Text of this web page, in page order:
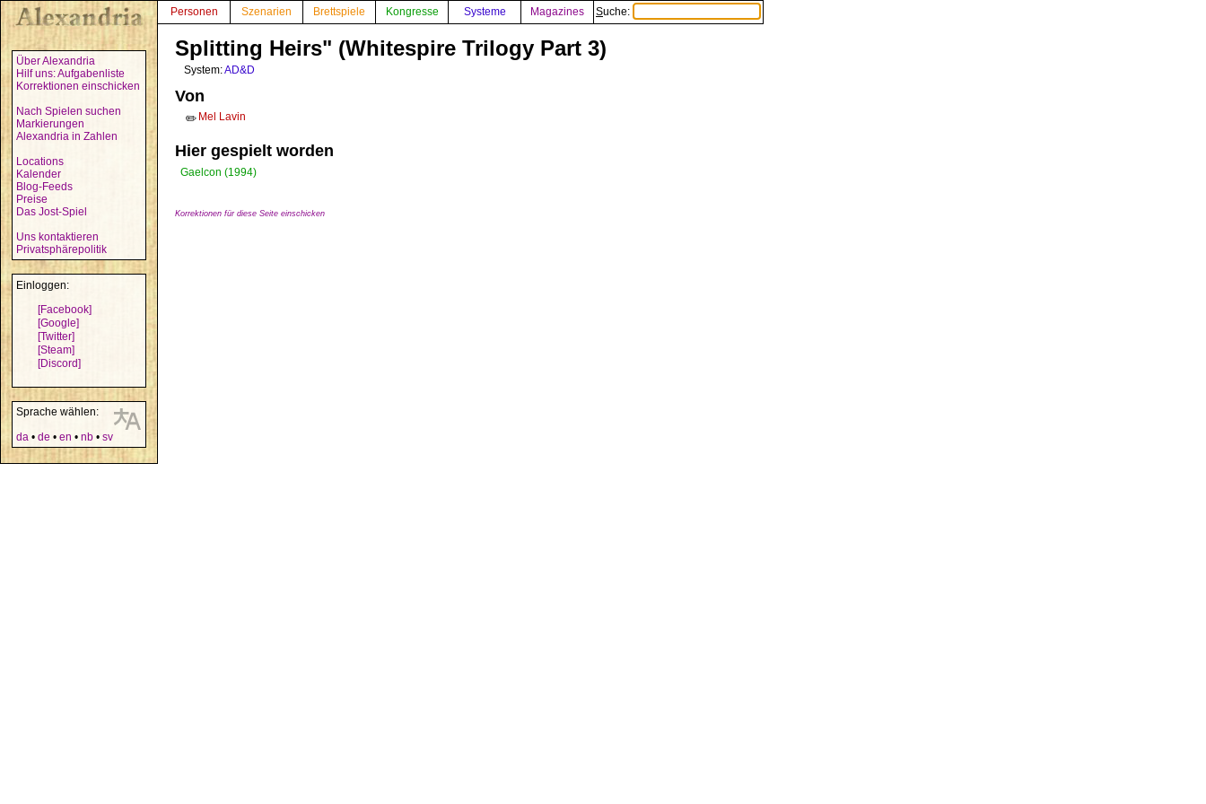
Über Alexandria
Hilf uns: Aufgabenliste
Korrektionen einschicken
Nach Spielen suchen
Markierungen
Alexandria in Zahlen
Locations
Kalender
Blog-Feeds
Preise
Das Jost-Spiel
Uns kontaktieren
Privatsphärepolitik
Einloggen:
[Facebook]
[Google]
[Twitter]
[Steam]
[Discord]
Sprache wählen:
da • de • en • nb • sv
Personen Szenarien Brettspiele Kongresse Systeme Magazines Suche:
Splitting Heirs" (Whitespire Trilogy Part 3)
System:AD&D
Von
✏️ Mel Lavin
Hier gespielt worden
Gaelcon (1994)
Korrektionen für diese Seite einschicken